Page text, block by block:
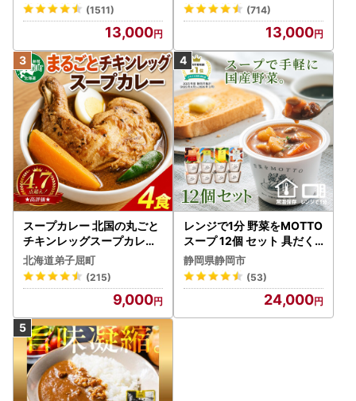
(1511)
13,000
(714)
13,000
スープカレー 北国の丸ごと
チキンレッグスープカレー
4個 3739
北海道弟子屈町
(215)
9,000
レンジで1分 野菜をMOTTO
スープ 12個 セット 具だく
さんスープ 朝食 惣菜 国産
野菜 常温保存
静岡県静岡市
(53)
24,000